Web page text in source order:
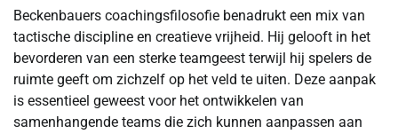
Beckenbauers coachingsfilosofie benadrukt een mix van
tactische discipline en creatieve vrijheid. Hij gelooft in het
bevorderen van een sterke teamgeest terwijl hij spelers de
ruimte geeft om zichzelf op het veld te uiten. Deze aanpak
is essentieel geweest voor het ontwikkelen van
samenhangende teams die zich kunnen aanpassen aan